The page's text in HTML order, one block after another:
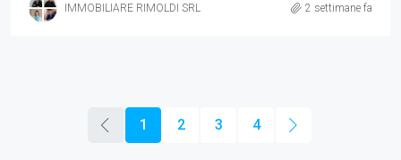
IMMOBILIARE RIMOLDI SRL 2 settimane fa
1 2 3 4